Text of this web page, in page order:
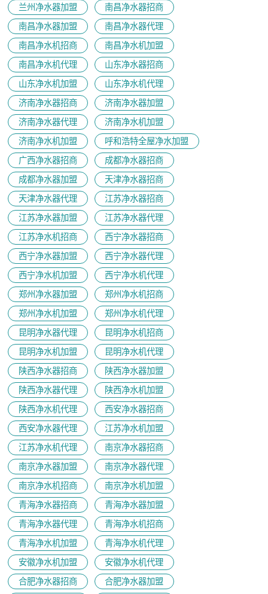
兰州净水器加盟
南昌净水器招商
南昌净水器加盟
南昌净水器代理
南昌净水机招商
南昌净水机加盟
南昌净水机代理
山东净水器招商
山东净水机加盟
山东净水机代理
济南净水器招商
济南净水器加盟
济南净水器代理
济南净水机加盟
济南净水机加盟
呼和浩特全屋净水加盟
广西净水器招商
成都净水器招商
成都净水器加盟
天津净水器招商
天津净水器代理
江苏净水器招商
江苏净水器加盟
江苏净水器代理
江苏净水机招商
西宁净水器招商
西宁净水器加盟
西宁净水器代理
西宁净水机加盟
西宁净水机代理
郑州净水器加盟
郑州净水机招商
郑州净水机加盟
郑州净水机代理
昆明净水器代理
昆明净水机招商
昆明净水机加盟
昆明净水机代理
陕西净水器招商
陕西净水器加盟
陕西净水器代理
陕西净水机加盟
陕西净水机代理
西安净水器招商
西安净水器代理
江苏净水机加盟
江苏净水机代理
南京净水器招商
南京净水器加盟
南京净水器代理
​南京净水机招商
南京净水机加盟
青海净水器招商
青海净水器加盟
青海净水器代理
青海净水机招商
青海净水机加盟
青海净水机代理
安徽净水机加盟
安徽净水机代理
合肥净水器招商
合肥净水器加盟